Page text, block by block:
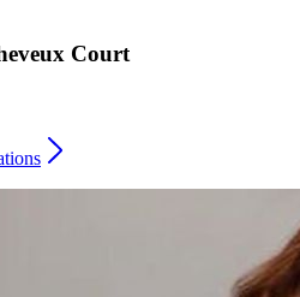
Court